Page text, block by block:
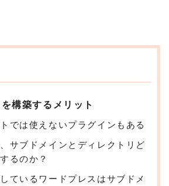
構築するメリット
では使えないプラグインもある
サブドメインとディレクトリど
るのか？
ているワードプレスはサブドメ